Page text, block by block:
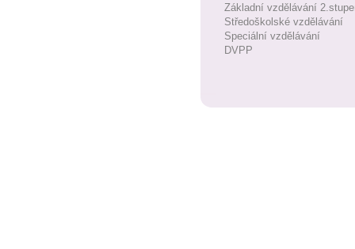
Základní vzdělávání
Středoškolské vzdělávání
Speciální vzdělávání
DVPP